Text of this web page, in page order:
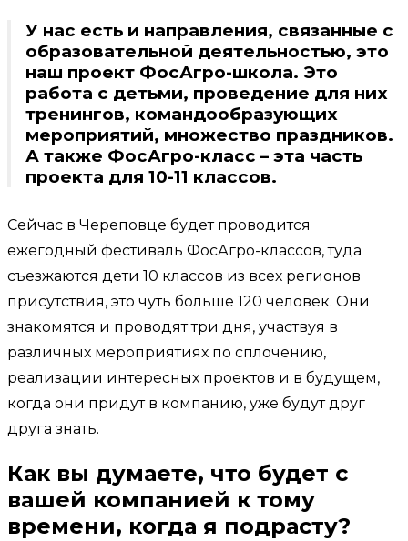
У нас есть и направления, связанные с
образовательной деятельностью, это
наш проект ФосАгро-школа. Это
работа с детьми, проведение для них
тренингов, командообразующих
мероприятий, множество праздников.
А также ФосАгро-класс – эта часть
проекта для 10-11 классов.
Сейчас в Череповце будет проводится
ежегодный фестиваль ФосАгро-классов, туда
съезжаются дети 10 классов из всех регионов
присутствия, это чуть больше 120 человек. Они
знакомятся и проводят три дня, участвуя в
различных мероприятиях по сплочению,
реализации интересных проектов и в будущем,
когда они придут в компанию, уже будут друг
друга знать.
Как вы думаете, что будет с
вашей компанией к тому
времени, когда я подрасту?